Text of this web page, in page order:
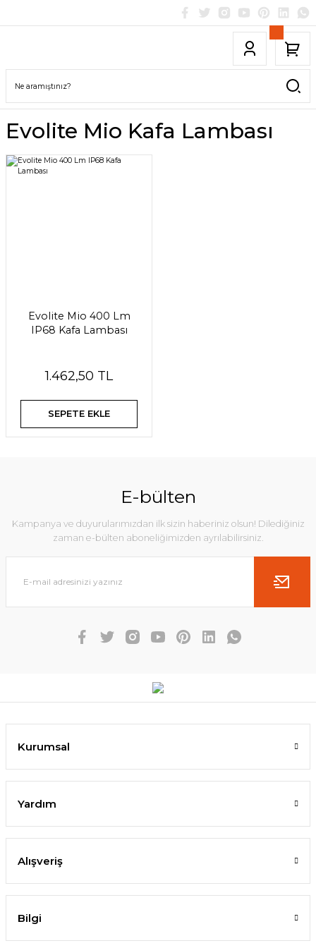
Evolite Mio Kafa Lambası
Evolite Mio 400 Lm
IP68 Kafa Lambası
1.462,50 TL
SEPETE EKLE
E-bülten
Kampanya ve duyurularımızdan ilk sizin haberiniz olsun! Dilediğiniz
zaman e-bülten aboneliğimizden ayrılabilirsiniz.
Kurumsal
Yardım
Alışveriş
Bilgi